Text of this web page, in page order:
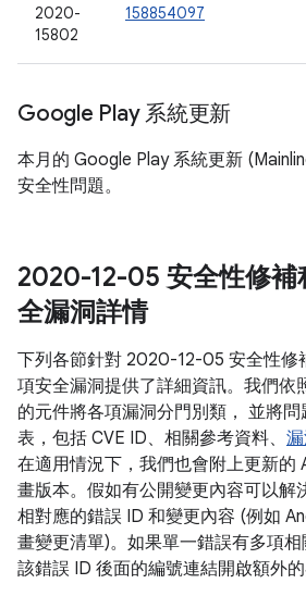
2020-
15802
158854097
Google Play 系統更新
本月的 Google Play 系統更新
安全性問題。
2020-12-05 安全性修補
全漏洞詳情
下列各節針對 2020-12-05 安全性修
項安全漏洞提供了詳細資訊。我們依
的元件將各項漏洞分門別類， 並將
表，包括 CVE ID、相關參考資料、
在適用情況下，我們也會附上更新的
畫版本。假如有公開變更內容可以解
相對應的錯誤 ID 和變更內容 (例如
畫變更清單)。如果單一錯誤有多項
該錯誤 ID 後面的編號連結開啟額外的